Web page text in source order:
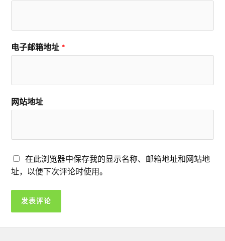
电子邮箱地址 *
网站地址
在此浏览器中保存我的显示名称、邮箱地址和网站地
址，以便下次评论时使用。